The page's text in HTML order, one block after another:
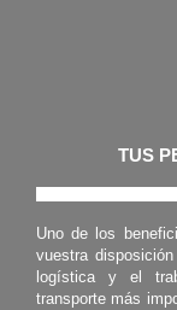
TUS
Uno de los
vuestra
logística y el
transporte más